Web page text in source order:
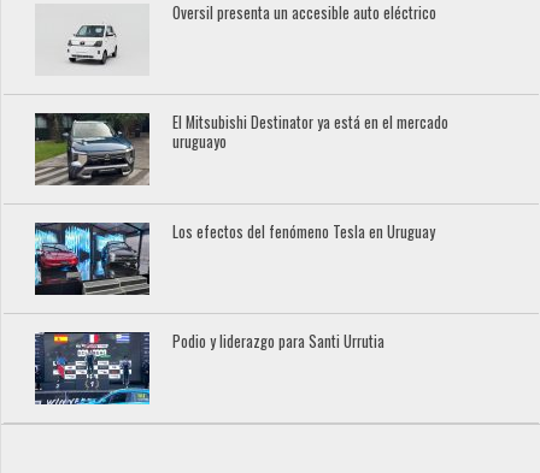
Oversil presenta un accesible auto eléctrico
El Mitsubishi Destinator ya está en el mercado
uruguayo
Los efectos del fenómeno Tesla en Uruguay
Podio y liderazgo para Santi Urrutia